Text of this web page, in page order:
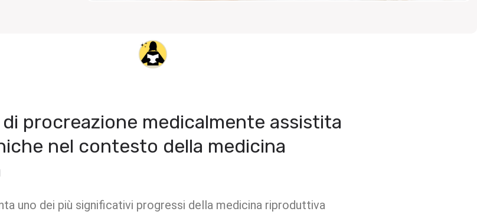
procreazione medicalmente assistita
nel contesto della medicina
uno dei più significativi progressi della medicina riproduttiva